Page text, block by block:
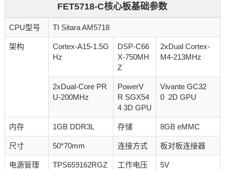
FET5718-C核心板基础参数
CPU型号 TI Sitara AM5718
架构
Cortex-A15-1.5G
Hz
DSP-C66
X-750MH
Z
2xDual Cortex-
M4-213MHz
2xDual-Core PR
U-200MHz
PowerV
R SGX54
4 3D GPU
Vivante GC32
0 2D GPU
内存 1GB DDR3L 存储 8GB eMMC
尺寸 50*70mm 连接方式 板对板连接器
电源管理
TPS659162RGZ
工作电压 5V